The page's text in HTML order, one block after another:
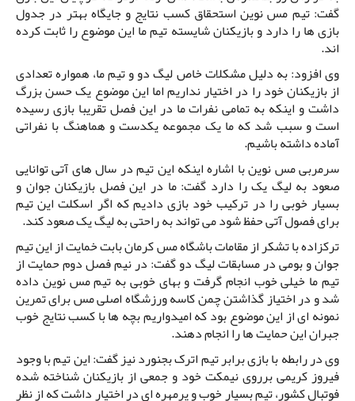
گفت: تیم مس نوین استحقاق کسب نتایج و جایگاه بهتر در جدول
بازی ها را دارد و بازیکنان شایسته تیم ما این موضوع را ثابت کرده
اند.
وی افزود: به دلیل مشکلات خاص لیگ دو و تیم ما، همواره تعدادی
از بازیکنان خود را در اختیار نداریم اما این موضوع یک حسن بزرگ
داشت و اینکه به تمامی نفرات ما در این فصل تقریبا بازی رسیده
است و سبب شد که ما یک مجموعه یکدست و هماهنگ با نفراتی
آماده داشته باشیم.
سرمربی مس نوین با اشاره اینکه این تیم در سال های آتی توانایی
صعود به لیگ یک را دارد گفت: ما در این فصل بازیکنان جوان و
بسیار خوبی را در ترکیب خود بازی دادیم که اگر اسکلت این تیم
برای فصول آتی حفظ شود می تواند به راحتی به لیگ یک صعود کند.
ترکزاده با تشکر از مقامات باشگاه مس کرمان بابت خمایت از این تیم
جوان و بومی در مسابقات لیگ دو گفت: در نیم فصل دوم حمایت از
تیم ما خیلی خوب انجام گرفت و بهای خوبی به تیم مس نوین داده
شد و در اختیاز گذاشتن چمن کاسه ورزشگاه اصلی مس برای تمرین
نمونه ای از این موضوع بود که امیدواریم بچه ها با کسب نتایج خوب
جبران این حمایت ها را انجام دهند.
وی در رابطه با بازی برابر تیم اترک بجنورد نیز گفت: این تیم با وجود
فیروز کریمی برروی نیمکت خود و جمعی از بازیکنان شناخته شده
فوتبال کشور، تیم بسیار خوب و پرمهره ای در اختیار داشت که از نظر